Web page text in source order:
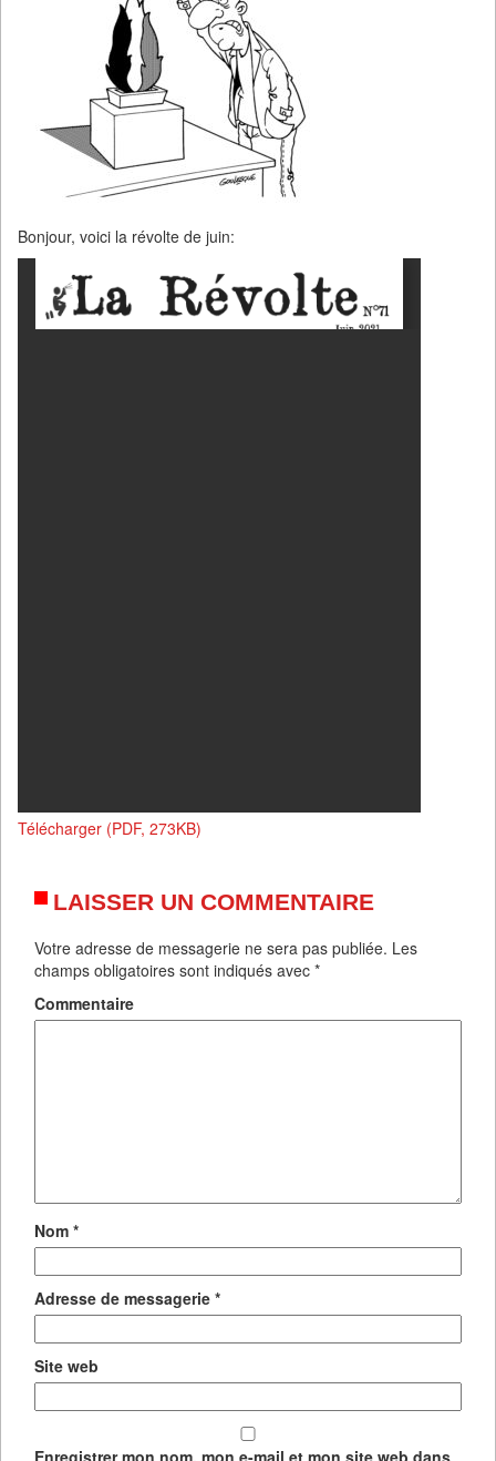
Bonjour, voici la révolte de juin:
Télécharger (PDF, 273KB)
LAISSER UN COMMENTAIRE
Votre adresse de messagerie ne sera pas publiée. Les
champs obligatoires sont indiqués avec *
Commentaire
Nom *
Adresse de messagerie *
Site web
Enregistrer mon nom, mon e-mail et mon site web dans